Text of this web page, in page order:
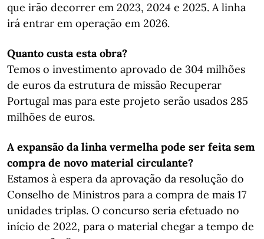
que irão decorrer em 2023, 2024 e 2025. A linha
irá entrar em operação em 2026.
Quanto custa esta obra?
Temos o investimento aprovado de 304 milhões
de euros da estrutura de missão Recuperar
Portugal mas para este projeto serão usados 285
milhões de euros.
A expansão da linha vermelha pode ser feita sem
compra de novo material circulante?
Estamos à espera da aprovação da resolução do
Conselho de Ministros para a compra de mais 17
unidades triplas. O concurso seria efetuado no
início de 2022, para o material chegar a tempo de